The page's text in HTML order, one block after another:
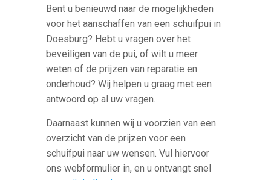
Bent u benieuwd naar de mogelijkheden
voor het aanschaffen van een schuifpui in
Doesburg? Hebt u vragen over het
beveiligen van de pui, of wilt u meer
weten of de prijzen van reparatie en
onderhoud? Wij helpen u graag met een
antwoord op al uw vragen.
Daarnaast kunnen wij u voorzien van een
overzicht van de prijzen voor een
schuifpui naar uw wensen. Vul hiervoor
ons webformulier in, en u ontvangt snel